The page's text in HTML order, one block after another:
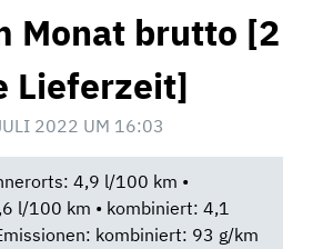
Monat brutto [2
Lieferzeit]
2022 UM 16:03
4,9 l/100 km •
l/100 km • kombiniert: 4,1
kombiniert: 93 g/km